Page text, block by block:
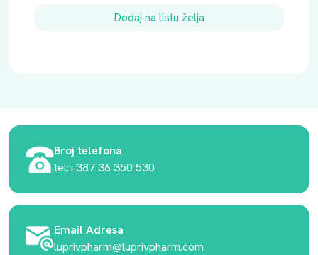
Dodaj na listu želja
Broj telefona
tel:+387 36 350 530
Email Adresa
luprivpharm@luprivpharm.com